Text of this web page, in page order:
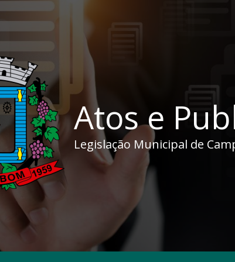
Atos e
Legislação Municipal de